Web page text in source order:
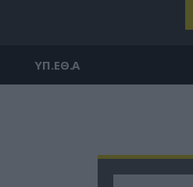
ΥΠ.ΕΘ.Α